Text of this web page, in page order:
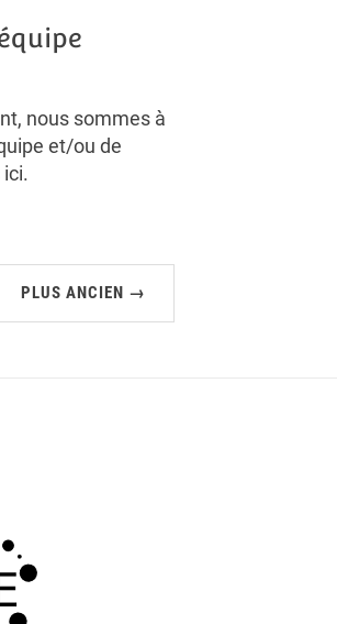
nous sommes à
et/ou de
PLUS ANCIEN →